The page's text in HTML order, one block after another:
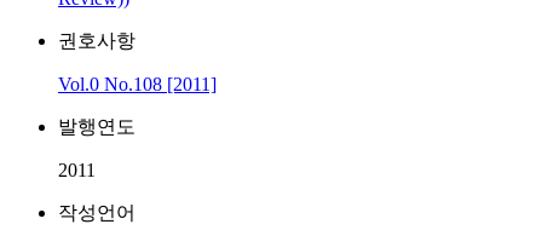
권호사항
Vol.0 No.108 [2011]
발행연도
2011
작성언어